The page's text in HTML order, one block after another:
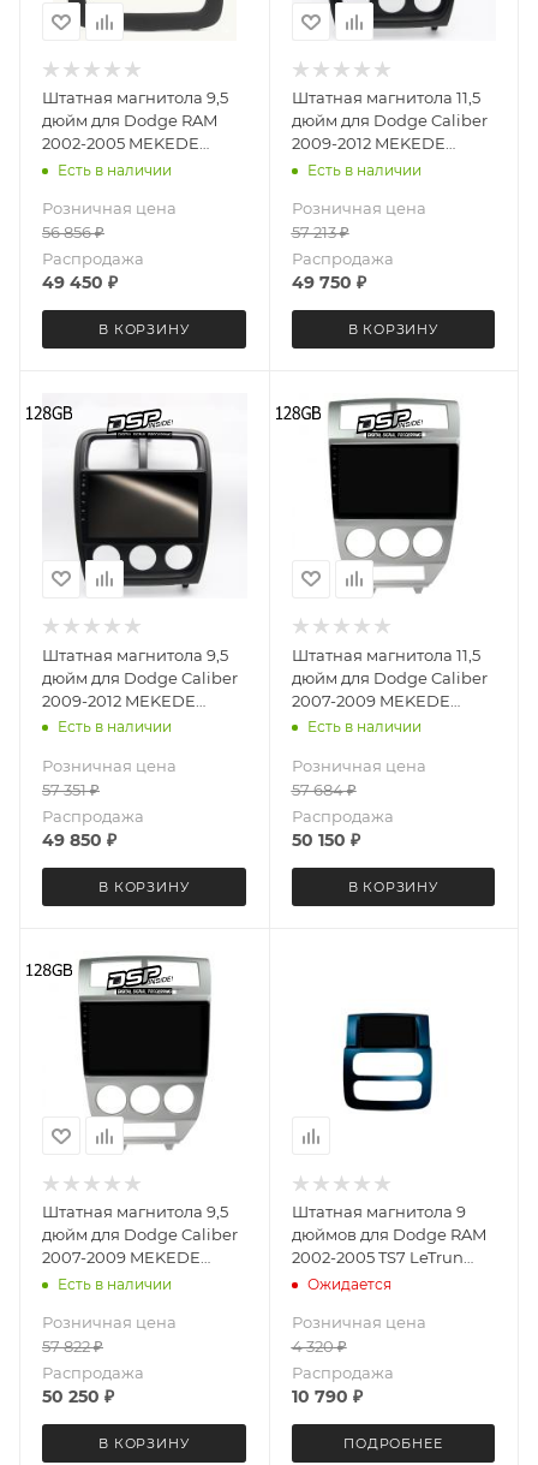
Штатная магнитола 9,5
дюйм для Dodge RAM
2002-2005 MEKEDE
DUDU OS 7 версия 5998-
8+128 Gb круговой обзор
360
Есть в наличии
Розничная цена
56 856₽
Распродажа
49 450 ₽
В КОРЗИНУ
Штатная магнитола 11,5
дюйм для Dodge Caliber
2009-2012 MEKEDE
DUDU OS 7 версия 4317-
8+128 Gb круговой обзор
360
Есть в наличии
Розничная цена
57 213₽
Распродажа
49 750 ₽
В КОРЗИНУ
Штатная магнитола 9,5
дюйм для Dodge Caliber
2009-2012 MEKEDE
DUDU OS 7 версия 4317-
8+128 Gb круговой обзор
360
Есть в наличии
Розничная цена
57 351₽
Распродажа
49 850 ₽
В КОРЗИНУ
Штатная магнитола 11,5
дюйм для Dodge Caliber
2007-2009 MEKEDE
DUDU OS 7 версия 5997-
8+128 Gb круговой обзор
360
Есть в наличии
Розничная цена
57 684₽
Распродажа
50 150 ₽
В КОРЗИНУ
Штатная магнитола 9,5
дюйм для Dodge Caliber
2007-2009 MEKEDE
DUDU OS 7 версия 5997-
8+128 Gb круговой обзор
360
Есть в наличии
Розничная цена
57 822₽
Распродажа
50 250 ₽
В КОРЗИНУ
Штатная магнитола 9
дюймов для Dodge RAM
2002-2005 TS7 LeTrun
5998-6201 Android 12 2+32
Ожидается
Розничная цена
4 320₽
Распродажа
10 790 ₽
ПОДРОБНЕЕ